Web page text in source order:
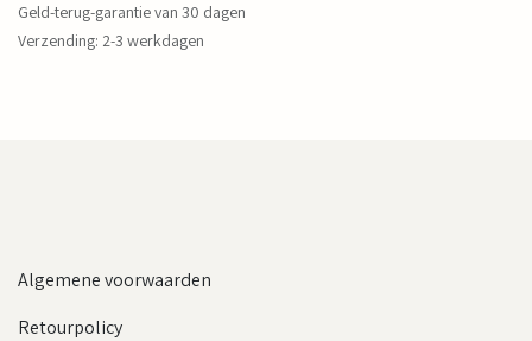
Geld-terug-garantie van 30 dagen
Verzending: 2-3 werkdagen
Algemene voorwaarden
Retourpolicy